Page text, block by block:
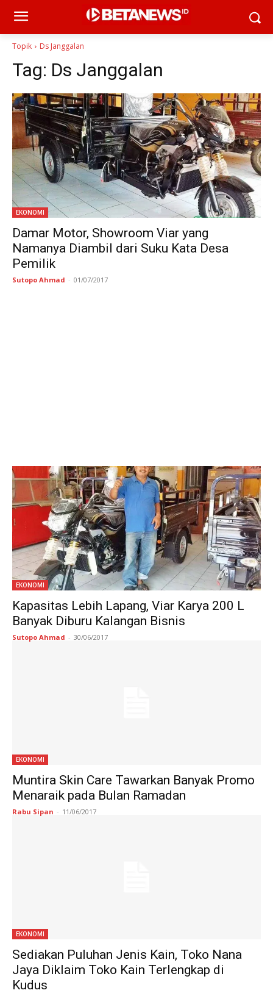
Topik Ds Janggalan
Tag: Ds Janggalan
EKONOMI
Damar Motor, Showroom Viar yang
Namanya Diambil dari Suku Kata Desa
Pemilik
Sutopo Ahmad - 01/07/2017
EKONOMI
Kapasitas Lebih Lapang, Viar Karya 200 L
Banyak Diburu Kalangan Bisnis
Sutopo Ahmad - 30/06/2017
EKONOMI
Muntira Skin Care Tawarkan Banyak Promo
Menaraik pada Bulan Ramadan
Rabu Sipan - 11/06/2017
EKONOMI
Sediakan Puluhan Jenis Kain, Toko Nana
Jaya Diklaim Toko Kain Terlengkap di
Kudus